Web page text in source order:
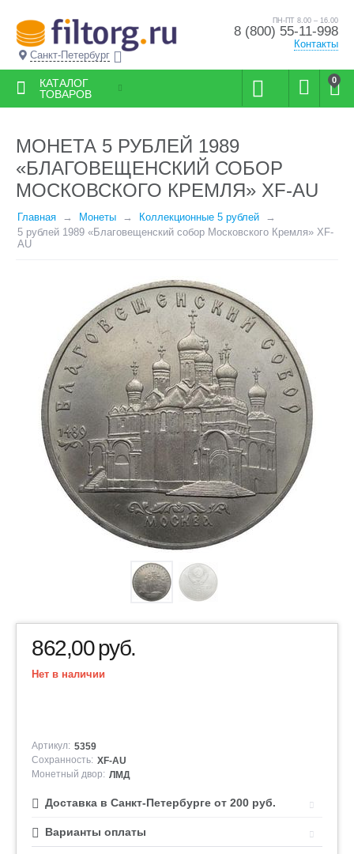
Санкт-Петербург
ПН-ПТ 8.00 – 16.00
8 (800) 55-11-998
Контакты
0
КАТАЛОГ
ТОВАРОВ
МОНЕТА 5 РУБЛЕЙ 1989
«БЛАГОВЕЩЕНСКИЙ СОБОР
МОСКОВСКОГО КРЕМЛЯ» XF-AU
Главная Монеты
Коллекционные 5 рублей
5 рублей 1989 «Благовещенский собор Московского Кремля» XF-
AU
862,00руб.
Нет в наличии
Артикул: 5359
Сохранность: XF-AU
Монетный двор: ЛМД
Доставка в Санкт-Петербурге от 200 руб.
Варианты оплаты